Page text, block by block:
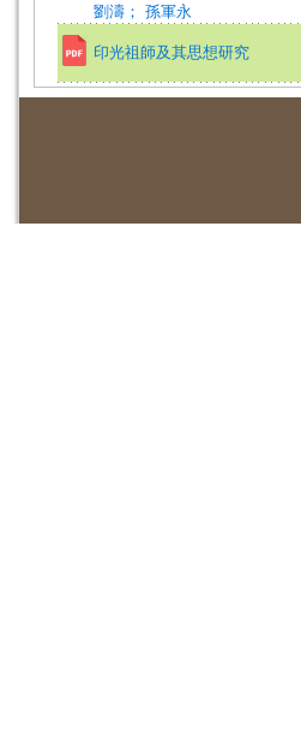
劉濤； 孫軍永
印光祖師及其思想研究